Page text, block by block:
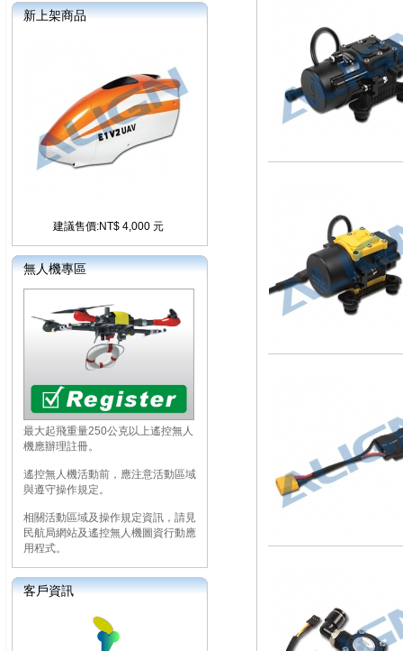
新上架商品
建議售價:NT$ 4,000 元
無人機專區
最大起飛重量250公克以上遙控無人
機應辦理註冊。
遙控無人機活動前，應注意活動區域
與遵守操作規定。
相關活動區域及操作規定資訊，請見
民航局網站及遙控無人機圖資行動應
用程式。
客戶資訊